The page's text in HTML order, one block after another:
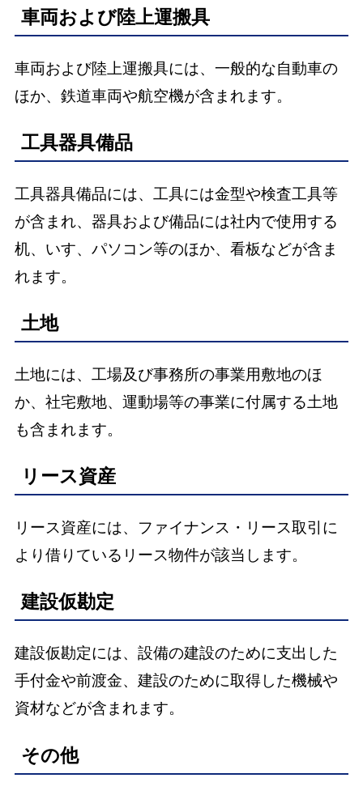
車両および陸上運搬具
車両および陸上運搬具には、一般的な自動車の
ほか、鉄道車両や航空機が含まれます。
工具器具備品
工具器具備品には、工具には金型や検査工具等
が含まれ、器具および備品には社内で使用する
机、いす、パソコン等のほか、看板などが含ま
れます。
土地
土地には、工場及び事務所の事業用敷地のほ
か、社宅敷地、運動場等の事業に付属する土地
も含まれます。
リース資産
リース資産には、ファイナンス・リース取引に
より借りているリース物件が該当します。
建設仮勘定
建設仮勘定には、設備の建設のために支出した
手付金や前渡金、建設のために取得した機械や
資材などが含まれます。
その他